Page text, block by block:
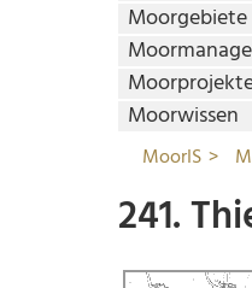
Moorgebiete
Moorwissen
MoorIS
241.